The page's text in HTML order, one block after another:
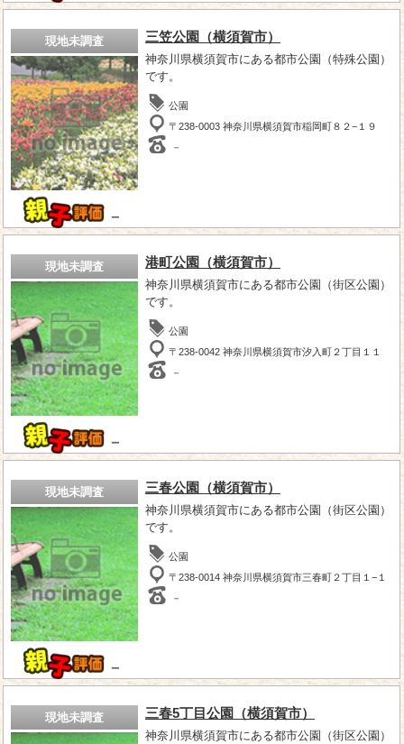
現地未調査
－
三笠公園（横須賀市）
神奈川県横須賀市にある都市公園（特殊公園）
です。
公園
〒238-0003 神奈川県横須賀市稲岡町８２−１９
－
現地未調査
－
港町公園（横須賀市）
神奈川県横須賀市にある都市公園（街区公園）
です。
公園
〒238-0042 神奈川県横須賀市汐入町２丁目１１
－
現地未調査
－
三春公園（横須賀市）
神奈川県横須賀市にある都市公園（街区公園）
です。
公園
〒238-0014 神奈川県横須賀市三春町２丁目１−１
－
現地未調査 三春5丁目公園（横須賀市）
神奈川県横須賀市にある都市公園（街区公園）